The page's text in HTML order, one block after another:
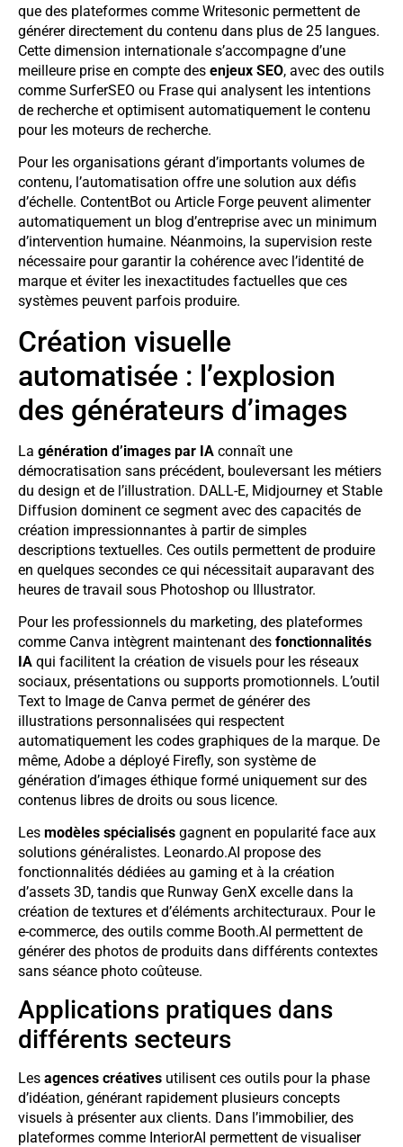
que des plateformes comme Writesonic permettent de
générer directement du contenu dans plus de 25 langues.
Cette dimension internationale s’accompagne d’une
meilleure prise en compte des enjeux SEO, avec des outils
comme SurferSEO ou Frase qui analysent les intentions
de recherche et optimisent automatiquement le contenu
pour les moteurs de recherche.
Pour les organisations gérant d’importants volumes de
contenu, l’automatisation offre une solution aux défis
d’échelle. ContentBot ou Article Forge peuvent alimenter
automatiquement un blog d’entreprise avec un minimum
d’intervention humaine. Néanmoins, la supervision reste
nécessaire pour garantir la cohérence avec l’identité de
marque et éviter les inexactitudes factuelles que ces
systèmes peuvent parfois produire.
Création visuelle
automatisée : l’explosion
des générateurs d’images
La génération d’images par IA connaît une
démocratisation sans précédent, bouleversant les métiers
du design et de l’illustration. DALL-E, Midjourney et Stable
Diffusion dominent ce segment avec des capacités de
création impressionnantes à partir de simples
descriptions textuelles. Ces outils permettent de produire
en quelques secondes ce qui nécessitait auparavant des
heures de travail sous Photoshop ou Illustrator.
Pour les professionnels du marketing, des plateformes
comme Canva intègrent maintenant des fonctionnalités
IA qui facilitent la création de visuels pour les réseaux
sociaux, présentations ou supports promotionnels. L’outil
Text to Image de Canva permet de générer des
illustrations personnalisées qui respectent
automatiquement les codes graphiques de la marque. De
même, Adobe a déployé Firefly, son système de
génération d’images éthique formé uniquement sur des
contenus libres de droits ou sous licence.
Les modèles spécialisés gagnent en popularité face aux
solutions généralistes. Leonardo.AI propose des
fonctionnalités dédiées au gaming et à la création
d’assets 3D, tandis que Runway GenX excelle dans la
création de textures et d’éléments architecturaux. Pour le
e-commerce, des outils comme Booth.AI permettent de
générer des photos de produits dans différents contextes
sans séance photo coûteuse.
Applications pratiques dans
différents secteurs
Les agences créatives utilisent ces outils pour la phase
d’idéation, générant rapidement plusieurs concepts
visuels à présenter aux clients. Dans l’immobilier, des
plateformes comme InteriorAI permettent de visualiser